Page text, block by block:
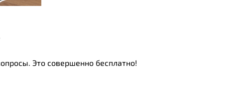
Это совершенно бесплатно!